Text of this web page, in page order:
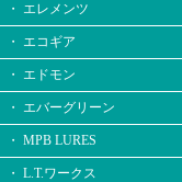
・ エレメンツ
・ エコギア
・ エドモン
・ エバーグリーン
・ MPB LURES
・ L.T.ワークス